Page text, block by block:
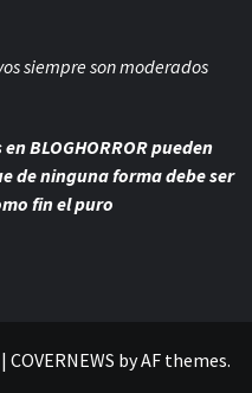
siempre son moderados
BLOGHORROR pueden
de ninguna forma debe ser
fin el puro
| COVERNEWS by AF themes.